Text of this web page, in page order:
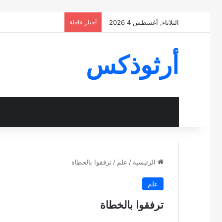
الثلاثاء, أغسطس 4 2026 أخبار عاجلة
أرثوذكس
الرئيسية / علم / ترفقوا بالخطاة
علم
ترفقوا بالخطاة